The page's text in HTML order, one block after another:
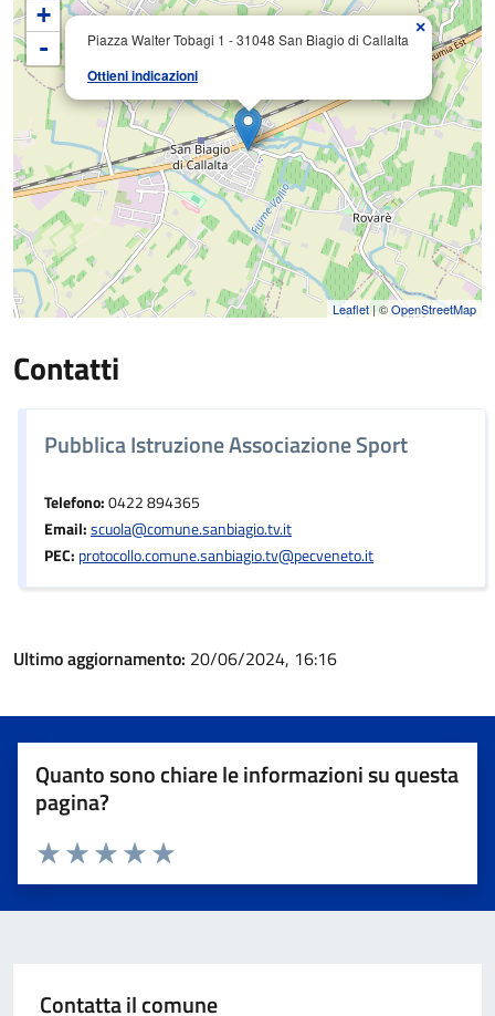
×
Piazza Walter Tobagi 1 - 31048 San Biagio di Callalta
Ottieni indicazioni
+
-
Leaflet | ©OpenStreetMap
Contatti
Pubblica Istruzione Associazione Sport
Telefono:0422 894365
Email:scuola@comune.sanbiagio.tv.it
PEC: protocollo.comune.sanbiagio.tv@pecveneto.it
Ultimo aggiornamento: 20/06/2024, 16:16
Quanto sono chiare le informazioni su questa
pagina?
Valuta 5 stelle su 5
Valuta 4 stelle su 5
Valuta 3 stelle su 5
Valuta 2 stelle su 5
Valuta 1 stelle su 5
Contatta il comune